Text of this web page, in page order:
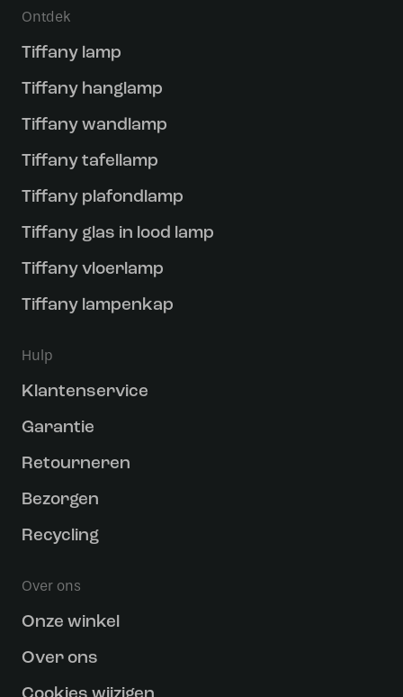
Ontdek
Tiffany lamp
Tiffany hanglamp
Tiffany wandlamp
Tiffany tafellamp
Tiffany plafondlamp
Tiffany glas in lood lamp
Tiffany vloerlamp
Tiffany lampenkap
Hulp
Klantenservice
Garantie
Retourneren
Bezorgen
Recycling
Over ons
Onze winkel
Over ons